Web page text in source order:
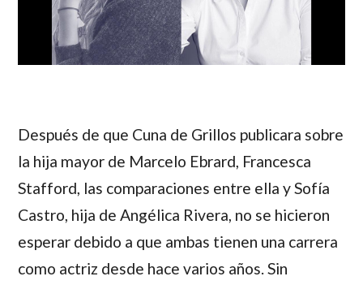
Después de que Cuna de Grillos publicara sobre
la hija mayor de Marcelo Ebrard, Francesca
Stafford, las comparaciones entre ella ySofía
Castro, hija deAngélica Rivera, no se hicieron
esperar debido a que ambas tienen una carrera
como actriz desde hace varios años. Sin